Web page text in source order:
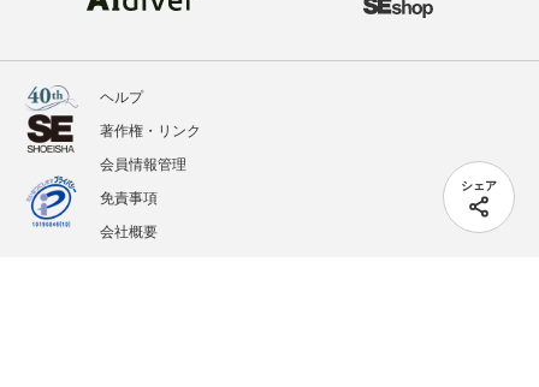
シェア
ヘルプ
著作権・リンク
会員情報管理
免責事項
会社概要